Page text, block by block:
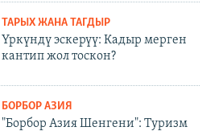
ТАРЫХ ЖАНА ТАГДЫР
Үркүндү эскерүү: Кадыр мерген
кантип жол тоскон?
БОРБОР АЗИЯ
"Борбор Азия Шенгени": Туризм